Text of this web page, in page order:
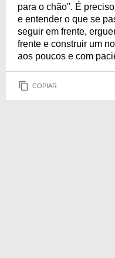
para o chão". É
e entender o que se
seguir em frente,
frente e construir um
aos poucos e com
COPIAR